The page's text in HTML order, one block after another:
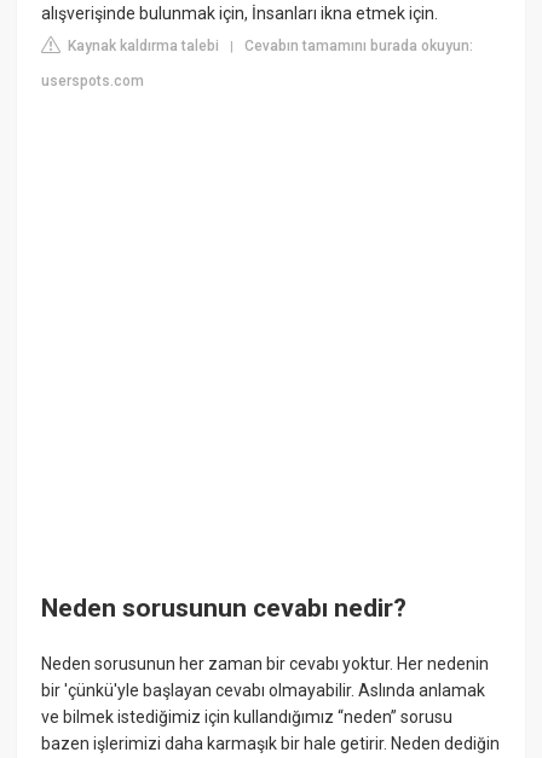
alışverişinde bulunmak için, İnsanları ikna etmek için.
Kaynak kaldırma talebi |Cevabın tamamını burada okuyun:
userspots.com
Neden sorusunun cevabı nedir?
Neden sorusunun her zaman bir cevabı yoktur. Her nedenin
bir 'çünkü'yle başlayan cevabı olmayabilir. Aslında anlamak
ve bilmek istediğimiz için kullandığımız “neden” sorusu
bazen işlerimizi daha karmaşık bir hale getirir. Neden dediğin